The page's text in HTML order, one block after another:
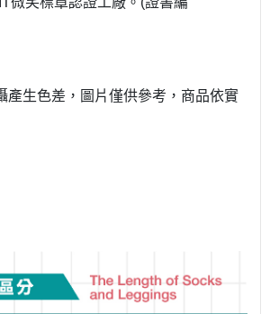
產生色差，圖片僅供參考，商品依實